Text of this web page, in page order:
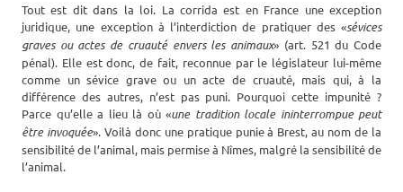
Tout est dit dans la loi. La corrida est en France une exception
juridique, une exception à l’interdiction de pratiquer des «sévices
graves ou actes de cruauté envers les animaux» (art. 521 du Code
pénal). Elle est donc, de fait, reconnue par le législateur lui-même
comme un sévice grave ou un acte de cruauté, mais qui, à la
différence des autres, n’est pas puni. Pourquoi cette impunité ?
Parce qu’elle a lieu là où «une tradition locale ininterrompue peut
être invoquée». Voilà donc une pratique punie à Brest, au nom de la
sensibilité de l’animal, mais permise à Nîmes, malgré la sensibilité de
l’animal.